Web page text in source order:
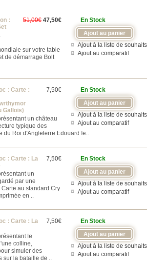
En Stock
Ajout à la liste de souhaits
Ajout au comparatif
51,00€ 47,50€
:
sur votre table
de démarrage Bolt
En Stock
Ajout à la liste de souhaits
Ajout au comparatif
7,50€
: Carte :
Gallois)
un château
typique des
du Roi d'Angleterre Edouard Ie..
En Stock
Ajout à la liste de souhaits
Ajout au comparatif
7,50€
: Carte : La
un
par une
Carte au standard Cry
en ..
En Stock
Ajout à la liste de souhaits
Ajout au comparatif
7,50€
: Carte : La
le
colline,
simuler des
sur la bataille de ..